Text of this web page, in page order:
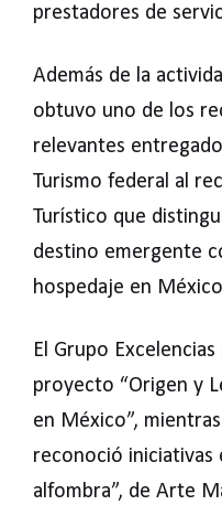
prestadores de
Además de la
obtuvo uno de los
relevantes
Turismo federal al
Turístico que
destino emergente
hospedaje en
El Grupo
proyecto “Origen y
en México”,
reconoció iniciativas
alfombra”, de Arte